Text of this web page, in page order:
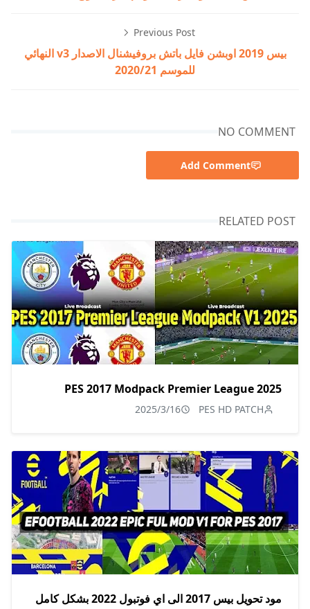
Previous Post
بيس 2019 اوبشن فايل باتش بروفيشنال الاصدار v3 النهائي
للموسم 2020/21
NO COMMENT
Add Comment
RELATED POST
PES 2017 Modpack Premier League 2025
PES HD PATCH
2025/3/16
مود تحويل بيس 2017 الى اي فوتبول 2022 بشكل كامل